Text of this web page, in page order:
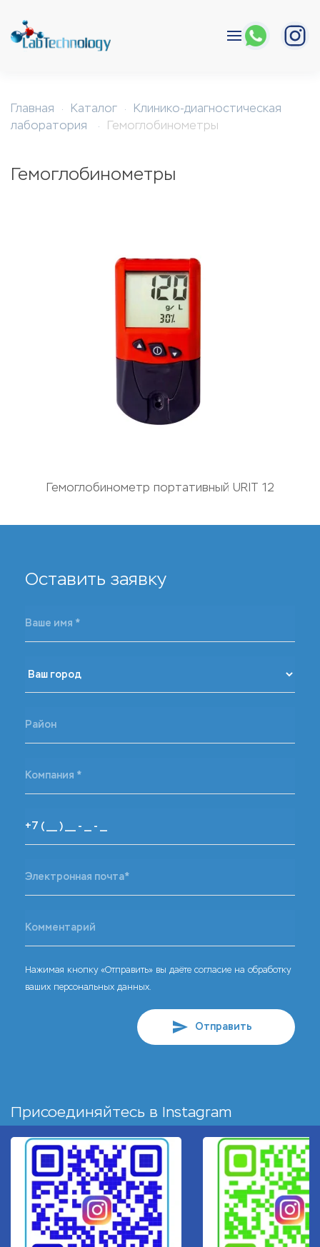
Перейти к содержимому
Главная Каталог
Клинико-диагностическая
лаборатория
Гемоглобинометры
Гемоглобинометры
Гемоглобинометр портативный URIT 12
Оставить заявку
Нажимая кнопку «Отправить» вы даёте согласие на обработку
ваших персональных данных.
Отправить
Присоединяйтесь в Instagram